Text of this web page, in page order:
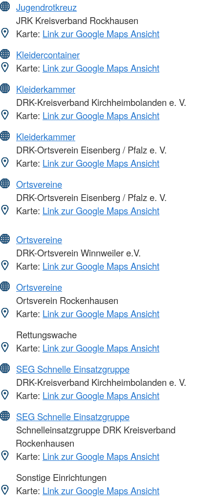
Jugendrotkreuz
JRK Kreisverband Rockhausen
Karte: Link zur Google Maps Ansicht
Kleidercontainer
Karte: Link zur Google Maps Ansicht
Kleiderkammer
DRK-Kreisverband Kirchheimbolanden e. V.
Karte: Link zur Google Maps Ansicht
Kleiderkammer
DRK-Ortsverein Eisenberg / Pfalz e. V.
Karte: Link zur Google Maps Ansicht
Ortsvereine
DRK-Ortsverein Eisenberg / Pfalz e. V.
Karte: Link zur Google Maps Ansicht
Ortsvereine
DRK-Ortsverein Winnweiler e.V.
Karte: Link zur Google Maps Ansicht
Ortsvereine
Ortsverein Rockenhausen
Karte: Link zur Google Maps Ansicht
Rettungswache
Karte: Link zur Google Maps Ansicht
SEG Schnelle Einsatzgruppe
DRK-Kreisverband Kirchheimbolanden e. V.
Karte: Link zur Google Maps Ansicht
SEG Schnelle Einsatzgruppe
Schnelleinsatzgruppe DRK Kreisverband
Rockenhausen
Karte: Link zur Google Maps Ansicht
Sonstige Einrichtungen
Karte: Link zur Google Maps Ansicht